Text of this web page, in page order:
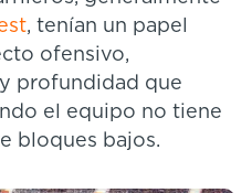
, tenían un papel
ofensivo,
profundidad que
el equipo no tiene
bloques bajos.